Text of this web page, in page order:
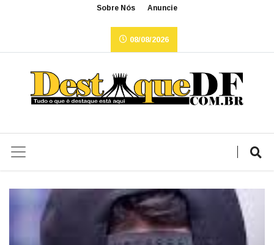
Sobre Nós Anuncie
08/08/2026